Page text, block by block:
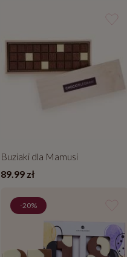
Buziaki dla Mamusi
89.99 zł
-20%